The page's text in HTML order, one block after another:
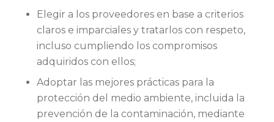
Elegir a los proveedores en base a criterios
claros e imparciales y tratarlos con respeto,
incluso cumpliendo los compromisos
adquiridos con ellos;
Adoptar las mejores prácticas para la
protección del medio ambiente, incluida la
prevención de la contaminación, mediante